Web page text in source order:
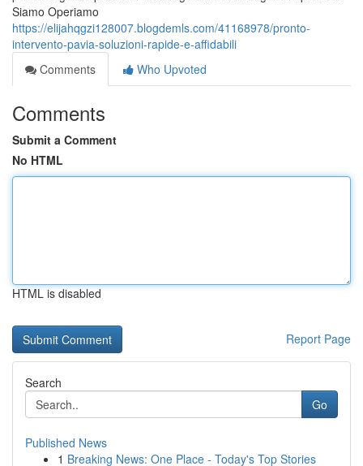
Siamo Operiamo
https://elijahqgzi128007.blogdemls.com/41168978/pronto-
intervento-pavia-soluzioni-rapide-e-affidabili
Comments
Who Upvoted
Comments
Submit a Comment
No HTML
HTML is disabled
Report Page
Search
Go
Published News
1 Breaking News: One Place - Today's Top Stories